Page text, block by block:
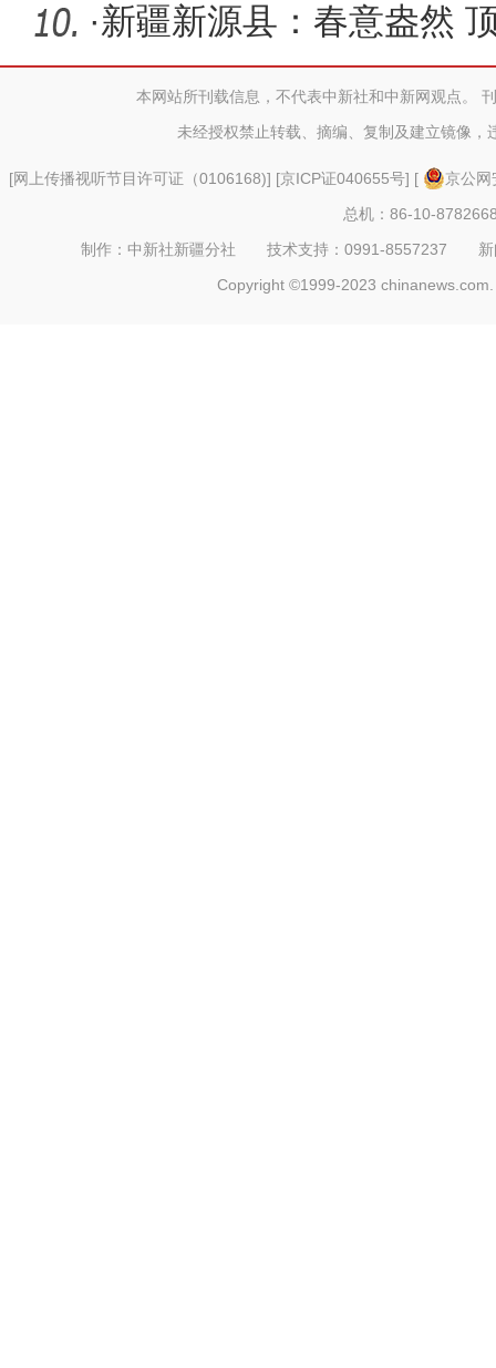
会
·新疆新源县：春意盎然
本网站所刊载信息，不代表中新社和中新网观点。
未经授权禁止转载、摘编、复制及建立镜像，
[网上传播视听节目许可证（0106168)] [京ICP证040655号] [
京公
总机：86-10-
制作：中新社新疆分社 技术支持：0991-8557237
Copyright ©1999-2023